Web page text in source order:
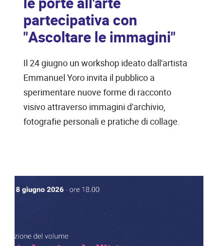
partecipativa con
"Ascoltare le immagini"
Il 24 giugno un workshop ideato dall'artista
Emmanuel Yoro invita il pubblico a
sperimentare nuove forme di racconto
visivo attraverso immagini d'archivio,
fotografie personali e pratiche di collage.